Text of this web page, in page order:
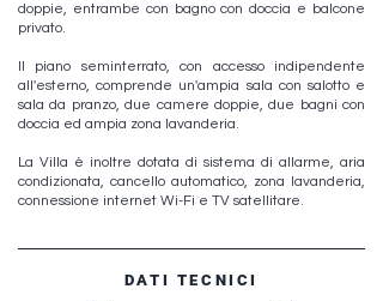
doppie, entrambe con bagno con doccia e balcone
privato.
Il piano seminterrato, con accesso indipendente
all'esterno, comprende un'ampia sala con salotto e
sala da pranzo, due camere doppie, due bagni con
doccia ed ampia zona lavanderia.
La Villa è inoltre dotata di sistema di allarme, aria
condizionata, cancello automatico, zona lavanderia,
connessione internet Wi-Fi e TV satellitare.
DATI TECNICI